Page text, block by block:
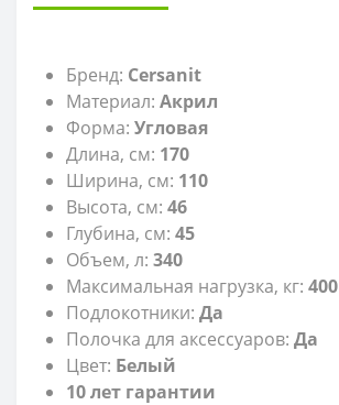
Бренд: Cersanit
Материал: Акрил
Форма: Угловая
Длина, см: 170
Ширина, см: 110
Высота, см: 46
Глубина, см: 45
Объем, л: 340
Максимальная нагрузка, кг: 400
Подлокотники: Да
Полочка для аксессуаров: Да
Цвет: Белый
10 лет гарантии